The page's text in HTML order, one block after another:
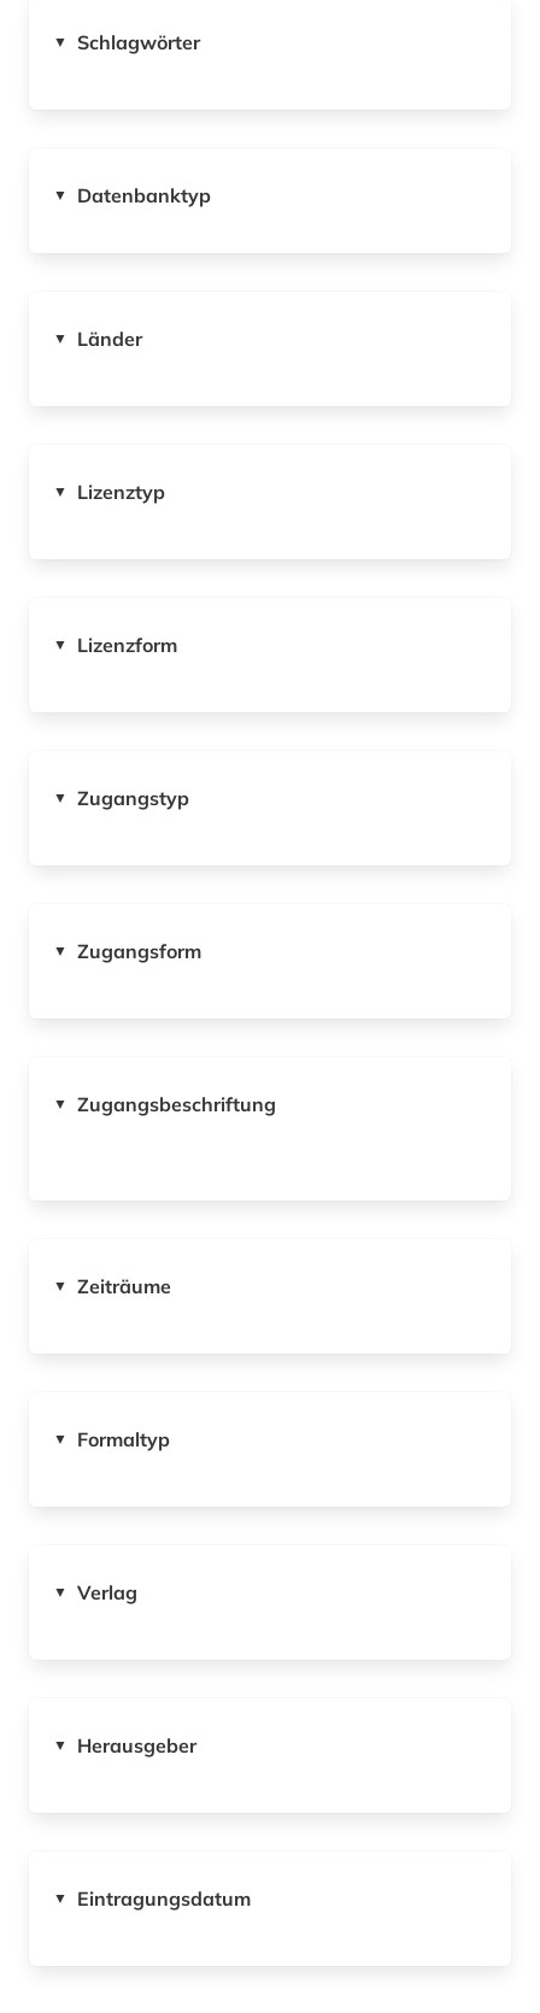
▼ Schlagwörter
▼ Datenbanktyp
▼ Länder
▼ Lizenztyp
▼ Lizenzform
▼ Zugangstyp
▼ Zugangsform
▼ Zugangsbeschriftung
▼ Zeiträume
▼ Formaltyp
▼ Verlag
▼ Herausgeber
▼ Eintragungsdatum